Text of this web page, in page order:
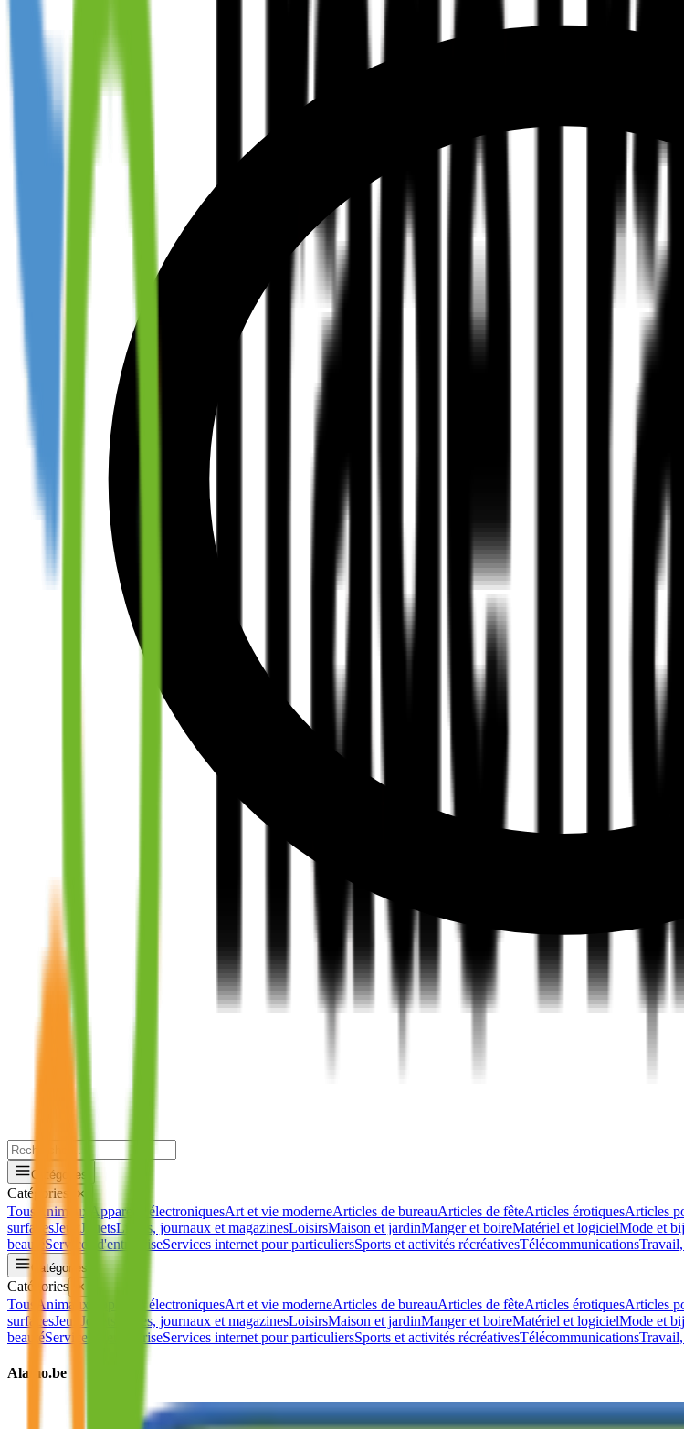
Catégories
Catégories ✕
Tous Animaux Appareils électroniquesArt et vie moderneArticles de bureauArticles de fêteArticles érotiquesArticles
surfacesJeux JouetsLivres, journaux et magazinesLoisirsMaison et jardinManger et boireMatériel et logicielMode et
beauté Services d'entrepriseServices internet pour particuliersSports et activités récréativesTélécommunications
Catégories
Catégories ✕
Tous Animaux Appareils électroniquesArt et vie moderneArticles de bureauArticles de fêteArticles érotiquesArticles
surfacesJeux Jouets Livres, journaux et magazinesLoisirsMaison et jardinManger et boireMatériel et logicielMode et
beautéServices d'entrepriseServices internet pour particuliersSports et activités récréativesTélécommunications
Alamo.be